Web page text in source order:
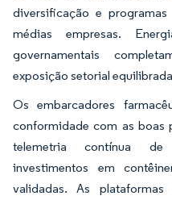
diversificação e
médias empresas.
governamentais
exposição setorial
Os embarcadores
conformidade com as boas
telemetria contínua de
investimentos em
validadas. As